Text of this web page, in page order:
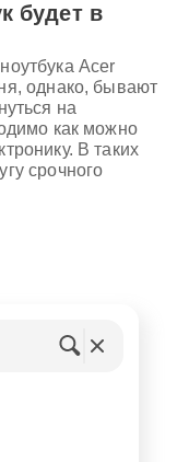
будет в
Acer
однако, бывают
на
как можно
В таких
срочного